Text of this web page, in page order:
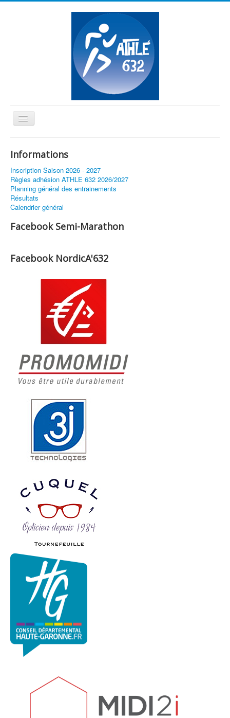
Basculer
la
Vous êtes ici :
Informations
Inscription Saison 2026 - 2027
Règles adhésion ATHLE 632 2026/2027
Planning général des entrainements
Résultats
Calendrier général
Facebook Semi-Marathon
Facebook NordicA'632